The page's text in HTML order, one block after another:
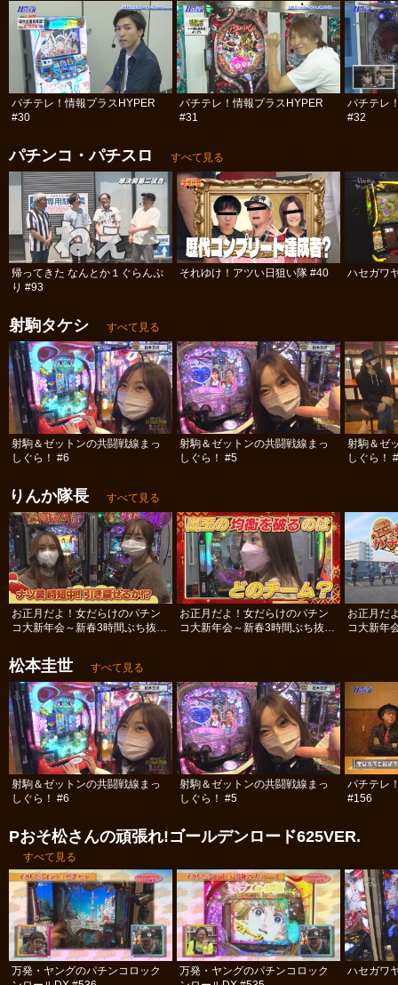
パチテレ！情報プラスHYPER
#30
パチテレ！情報プラスHYPER
#31
パチテレ
#32
パチンコ・パチスロ すべて見る
帰ってきた なんとか１ぐらんぷ
り #93
それゆけ！アツい日狙い隊 #40 ハセガワ
射駒タケシ すべて見る
射駒＆ゼットンの共闘戦線まっ
しぐら！ #6
射駒＆ゼットンの共闘戦線まっ
しぐら！ #5
射駒＆ゼ
しぐら！
りんか隊長 すべて見る
お正月だよ！女だらけのパチン
コ大新年会～新春3時間ぶち抜き
お正月だよ！女だらけのパチン
コ大新年会～新春3時間ぶち抜き
お正月だ
コ大新年
松本圭世 すべて見る
射駒＆ゼットンの共闘戦線まっ
しぐら！ #6
射駒＆ゼットンの共闘戦線まっ
しぐら！ #5
パチテレ
#156
Pおそ松さんの頑張れ!ゴールデンロード625VER.
すべて見る
万発・ヤングのパチンコロック
万発・ヤングのパチンコロック
ハセガワ